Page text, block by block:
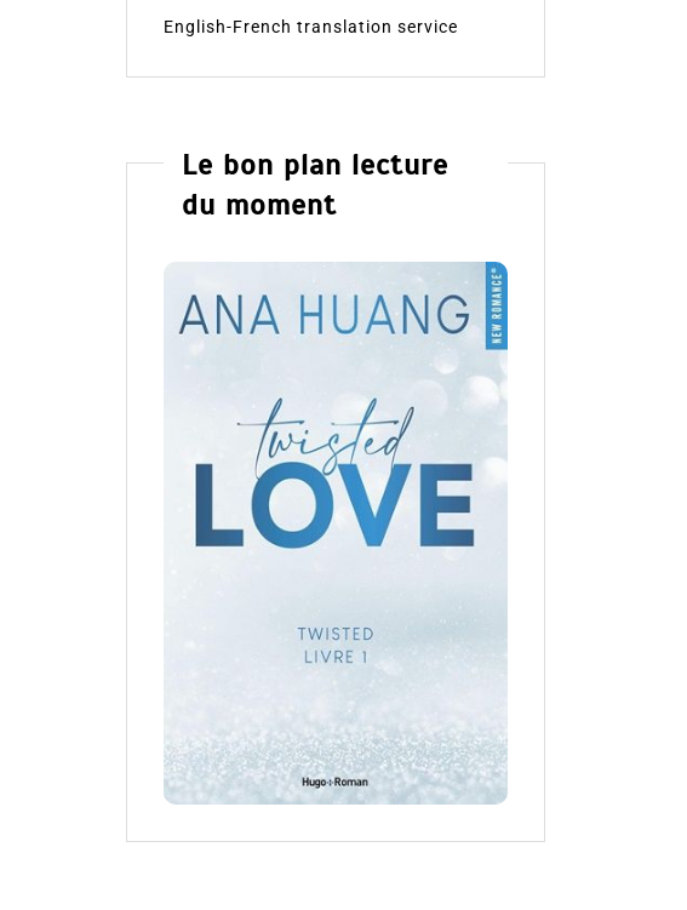
English-French translation service
Le bon plan lecture
du moment